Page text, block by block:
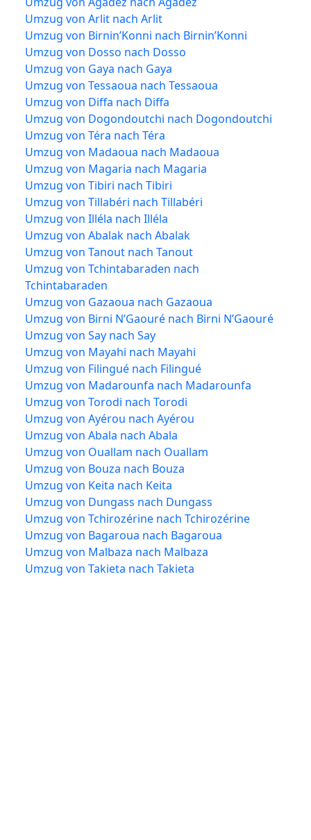
Umzug von Arlit nach Arlit
Umzug von Birnin’Konni nach Birnin’Konni
Umzug von Dosso nach Dosso
Umzug von Gaya nach Gaya
Umzug von Tessaoua nach Tessaoua
Umzug von Diffa nach Diffa
Umzug von Dogondoutchi nach Dogondoutchi
Umzug von Téra nach Téra
Umzug von Madaoua nach Madaoua
Umzug von Magaria nach Magaria
Umzug von Tibiri nach Tibiri
Umzug von Tillabéri nach Tillabéri
Umzug von Illéla nach Illéla
Umzug von Abalak nach Abalak
Umzug von Tanout nach Tanout
Umzug von Tchintabaraden nach
Tchintabaraden
Umzug von Gazaoua nach Gazaoua
Umzug von Birni N’Gaouré nach Birni N’Gaouré
Umzug von Say nach Say
Umzug von Mayahi nach Mayahi
Umzug von Filingué nach Filingué
Umzug von Madarounfa nach Madarounfa
Umzug von Torodi nach Torodi
Umzug von Ayérou nach Ayérou
Umzug von Abala nach Abala
Umzug von Ouallam nach Ouallam
Umzug von Bouza nach Bouza
Umzug von Keita nach Keita
Umzug von Dungass nach Dungass
Umzug von Tchirozérine nach Tchirozérine
Umzug von Bagaroua nach Bagaroua
Umzug von Malbaza nach Malbaza
Umzug von Takieta nach Takieta